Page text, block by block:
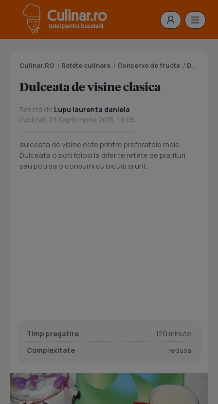
Culinar.RO / Retete culinare / Conserve de fructe / Dulceata
Dulceata de visine clasica
Rețetă de Lupu laurenta daniela
Publicat: 23 Septembrie 2015, 16:05
dulceata de visine este printre preferatele mele.
Dulceata o poti folosi la diferite retete de prajituri
sau poti sa o consumi cu bicuiti si unt.
Timp pregatire
120 minute
Complexitate
redusa